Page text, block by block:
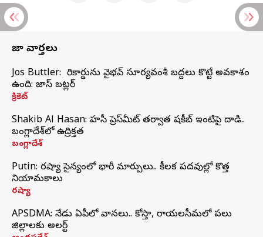
తాజా వార్తలు
Jos Buttler: నా రికార్డును వైభవ్ సూర్యవంశీ బద్దలు కొట్టే అవకాశం
ఉంది: జాస్ బట్లర్
క్రికెట్
Shakib Al Hasan: హసీనా ప్రెస్‌మీట్‌ తర్వాత షకీబ్‌ ఇంటిపై దాడి..
బంగ్లాదేశ్‌లో ఉద్రిక్తత
బంగ్లాదేశ్
Putin: రష్యా సైన్యంలో భారీ మార్పులు.. కీలక పదవుల్లో కొత్త
నియామకాలు
రష్యా
APSDMA: నేడు ఏపీలో వానలు.. కోస్తా, రాయలసీమలో పలు
జిల్లాలకు అలర్ట్